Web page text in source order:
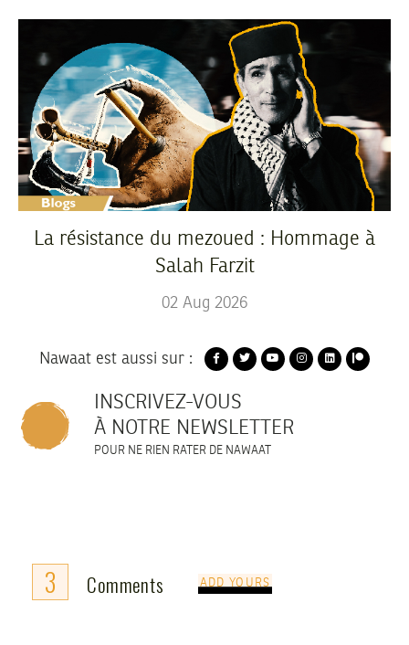
La résistance du mezoued : Hommage à
Salah Farzit
02 Aug 2026
Nawaat est aussi sur :
INSCRIVEZ-VOUS
À NOTRE NEWSLETTER
POUR NE RIEN RATER DE NAWAAT
3 Comments ADD YOURS